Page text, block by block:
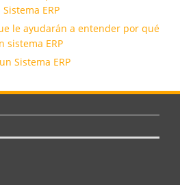
ERP
le ayudarán a entender por qué
sistema ERP
Sistema ERP